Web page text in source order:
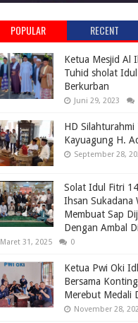
POPULAR RECENT
Ketua Mesjid Al
Tuhid sholat
Berkurban
Juni 29, 2023
HD Silahturahmi
Kayuagung H.
September 28,
Solat Idul Fitri
Ihsan Sukadana
Membuat Sap
Dengan Ambal
Maret 31, 2025 0
Ketua Pwi Oki
Bersama
Merebut Medali
November 28,